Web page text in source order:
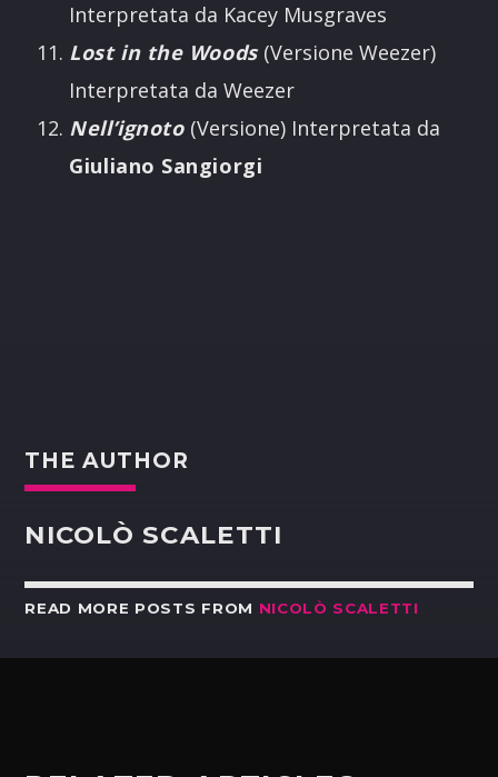
Interpretata da Kacey Musgraves
Lost in the Woods(Versione Weezer)
Interpretata da Weezer
Nell’ignoto (Versione) Interpretata da
Giuliano Sangiorgi
THE AUTHOR
NICOLÒ SCALETTI
READ MORE POSTS FROM NICOLÒ SCALETTI